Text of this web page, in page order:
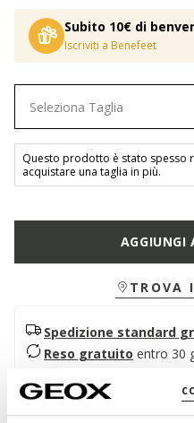
Subito 10€ di
Iscriviti a Benefeet
Seleziona Taglia
Questo prodotto è stato spesso
acquistare una taglia in più.
AGGIUNGI
TROVA
Spedizione standard
Reso gratuito entro 30